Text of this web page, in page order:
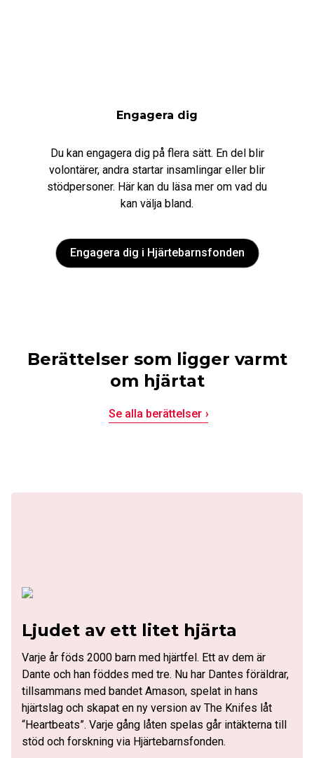
Engagera dig
Du kan engagera dig på flera sätt. En del blir
volontärer, andra startar insamlingar eller blir
stödpersoner. Här kan du läsa mer om vad du
kan välja bland.
Engagera dig i Hjärtebarnsfonden
Berättelser som ligger varmt
om hjärtat
Se alla berättelser
Ljudet av ett litet hjärta
Varje år föds 2000 barn med hjärtfel. Ett av dem är
Dante och han föddes med tre. Nu har Dantes föräldrar,
tillsammans med bandet Amason, spelat in hans
hjärtslag och skapat en ny version av The Knifes låt
“Heartbeats”. Varje gång låten spelas går intäkterna till
stöd och forskning via Hjärtebarnsfonden.